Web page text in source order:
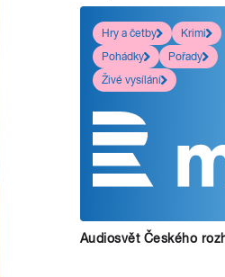
Hry a četby
Krimi
Pohádky
Pořady
Živé vysílání
Audiosvět Českého